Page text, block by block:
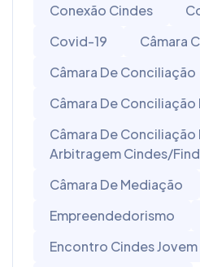
Conexão Cindes
Covid-19
Câmara
Câmara De Conciliação
Câmara De
Câmara De Conciliação
Arbitragem Cindes/
Câmara De Mediação
Empreendedorismo
Encontro Cindes Jovem